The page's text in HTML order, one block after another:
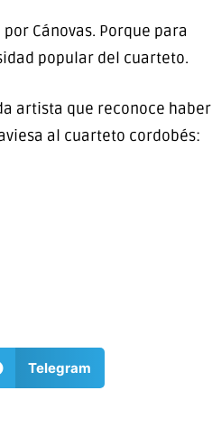
Cánovas. Porque para
popular del cuarteto.
artista que reconoce haber
al cuarteto cordobés:
Telegram